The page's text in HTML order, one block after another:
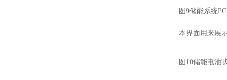
图9储能系统
本界面用来展
图10储能电池